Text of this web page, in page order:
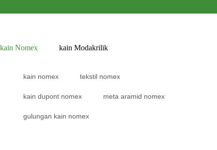
kain Nomex kain Modakrilik
kain nomex tekstil nomex
kain dupont nomex meta aramid nomex
gulungan kain nomex